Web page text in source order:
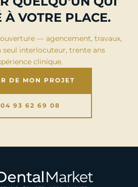
À VOTRE PLACE.
— agencement, travaux,
seul interlocuteur, trente ans
clinique.
DE MON PROJET
04 93 62 69 08